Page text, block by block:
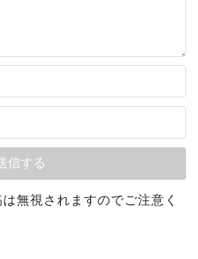
無視されますのでご注意く